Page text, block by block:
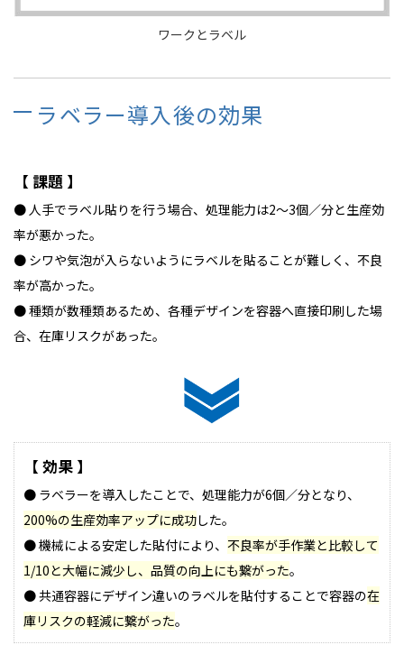
ワークとラベル
ラベラー導入後の効果
【 課題 】
● 人手でラベル貼りを行う場合、処理能力は2～3個／分と生産効
率が悪かった。
● シワや気泡が入らないようにラベルを貼ることが難しく、不良
率が高かった。
● 種類が数種類あるため、各種デザインを容器へ直接印刷した場
合、在庫リスクがあった。
【 効果 】
● ラベラーを導入したことで、処理能力が6個／分となり、
200%の生産効率アップに成功した。
● 機械による安定した貼付により、 不良率が手作業と比較して
1/10と大幅に減少し、品質の向上にも繋がった。
● 共通容器にデザイン違いのラベルを貼付することで容器の在
庫リスクの軽減に繋がった。